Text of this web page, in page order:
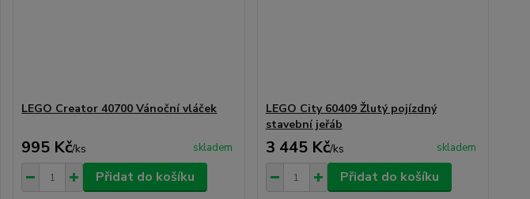
LEGO Creator 40700 Vánoční vláček
995 Kč/ks skladem
Přidat do košíku
LEGO City 60409 Žlutý pojízdný
stavební jeřáb
3 445 Kč/ks skladem
Přidat do košíku